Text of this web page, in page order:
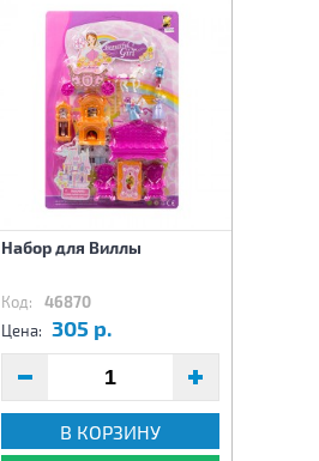
Набор для Виллы
Код: 46870
Цена: 305 р.
В КОРЗИНУ